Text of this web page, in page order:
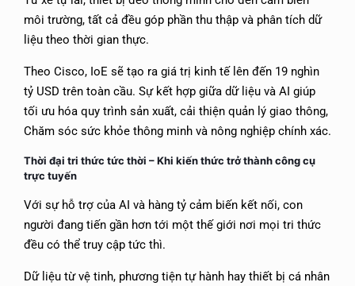
môi trường, tất cả đều góp phần thu thập và phân tích dữ
liệu theo thời gian thực.
Theo Cisco, IoE sẽ tạo ra giá trị kinh tế lên đến 19 nghìn
tỷ USD trên toàn cầu. Sự kết hợp giữa dữ liệu và AI giúp
tối ưu hóa quy trình sản xuất, cải thiện quản lý giao thông,
Chăm sóc sức khỏe thông minh và nông nghiệp chính xác.
Thời đại tri thức tức thời – Khi kiến thức trở thành công cụ
trực tuyến
Với sự hỗ trợ của AI và hàng tỷ cảm biến kết nối, con
người đang tiến gần hơn tới một thế giới nơi mọi tri thức
đều có thể truy cập tức thì.
Dữ liệu từ vệ tinh, phương tiện tự hành hay thiết bị cá nhân